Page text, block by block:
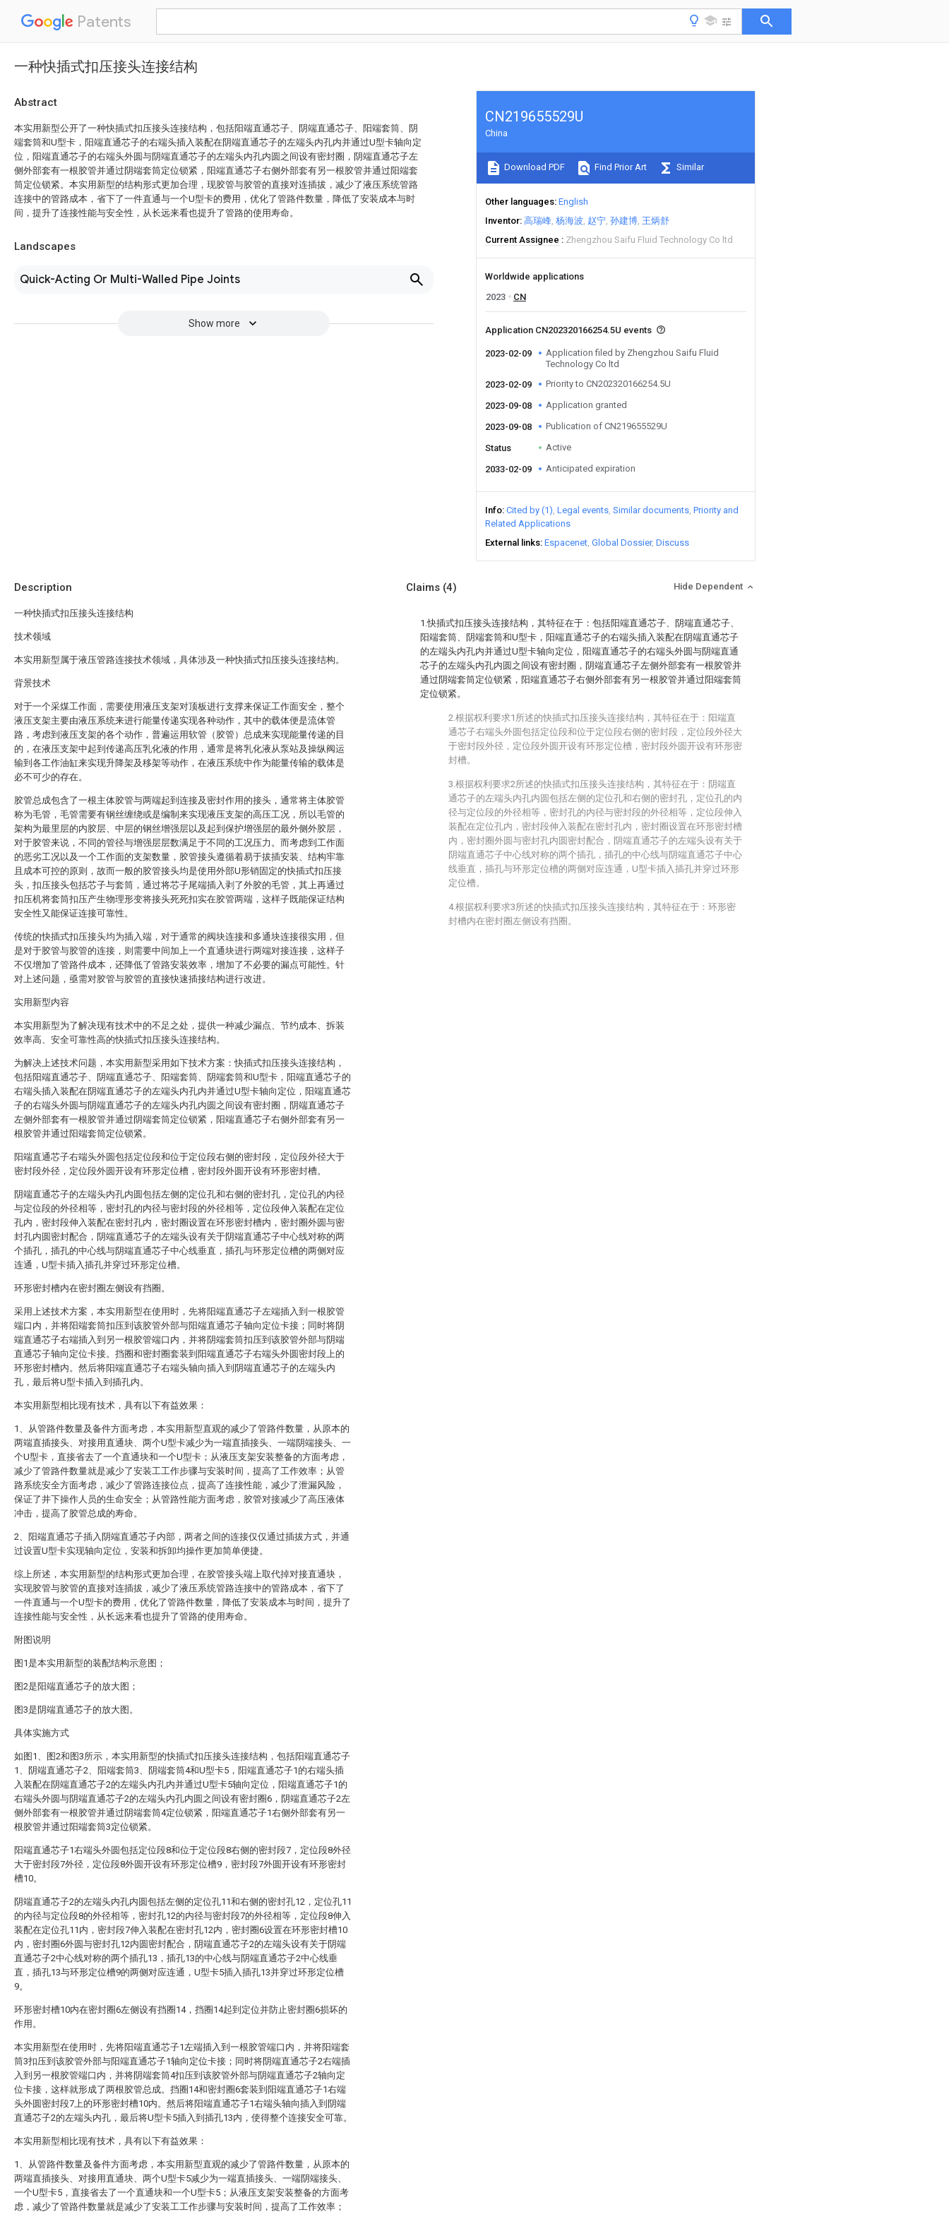
Patents
一种快插式扣压接头连接结构
Abstract
本实用新型公开了一种快插式扣压接头连接结构，包括阳端直通芯子、阴端直通芯子、阳端套筒、阴
端套筒和U型卡，阳端直通芯子的右端头插入装配在阴端直通芯子的左端头内孔内并通过U型卡轴向定
位，阳端直通芯子的右端头外圆与阴端直通芯子的左端头内孔内圆之间设有密封圈，阴端直通芯子左
侧外部套有一根胶管并通过阴端套筒定位锁紧，阳端直通芯子右侧外部套有另一根胶管并通过阳端套
筒定位锁紧。本实用新型的结构形式更加合理，现胶管与胶管的直接对连插拔，减少了液压系统管路
连接中的管路成本，省下了一件直通与一个U型卡的费用，优化了管路件数量，降低了安装成本与时
间，提升了连接性能与安全性，从长远来看也提升了管路的使用寿命。
Landscapes
Quick-Acting Or Multi-Walled Pipe Joints
Show more
CN219655529U
China
Download PDF Find Prior Art Similar
Other languages English
Inventor 高瑞峰 杨海波 赵宁 孙建博 王炳舒
Current Assignee
Zhengzhou Saifu Fluid Technology Co ltd
Worldwide applications
2023
CN
Application CN202320166254.5U events
2023-02-09
Application filed by Zhengzhou Saifu Fluid
Technology Co ltd
2023-02-09
Priority to CN202320166254.5U
2023-09-08 Application granted
2023-09-08 Publication of CN219655529U
Status Active
2033-02-09 Anticipated expiration
Info Cited by (1) Legal events Similar documents Priority and
Related Applications
External links Espacenet Global Dossier Discuss
Description
一种快插式扣压接头连接结构
技术领域
本实用新型属于液压管路连接技术领域，具体涉及一种快插式扣压接头连接结构。
背景技术
对于一个采煤工作面，需要使用液压支架对顶板进行支撑来保证工作面安全，整个
液压支架主要由液压系统来进行能量传递实现各种动作，其中的载体便是流体管
路，考虑到液压支架的各个动作，普遍运用软管（胶管）总成来实现能量传递的目
的，在液压支架中起到传递高压乳化液的作用，通常是将乳化液从泵站及操纵阀运
输到各工作油缸来实现升降架及移架等动作，在液压系统中作为能量传输的载体是
必不可少的存在。
胶管总成包含了一根主体胶管与两端起到连接及密封作用的接头，通常将主体胶管
称为毛管，毛管需要有钢丝缠绕或是编制来实现液压支架的高压工况，所以毛管的
架构为最里层的内胶层、中层的钢丝增强层以及起到保护增强层的最外侧外胶层，
对于胶管来说，不同的管径与增强层层数满足于不同的工况压力。而考虑到工作面
的恶劣工况以及一个工作面的支架数量，胶管接头遵循着易于拔插安装、结构牢靠
且成本可控的原则，故而一般的胶管接头均是使用外部U形销固定的快插式扣压接
头，扣压接头包括芯子与套筒，通过将芯子尾端插入剥了外胶的毛管，其上再通过
扣压机将套筒扣压产生物理形变将接头死死扣实在胶管两端，这样子既能保证结构
安全性又能保证连接可靠性。
传统的快插式扣压接头均为插入端，对于通常的阀块连接和多通块连接很实用，但
是对于胶管与胶管的连接，则需要中间加上一个直通块进行两端对接连接，这样子
不仅增加了管路件成本，还降低了管路安装效率，增加了不必要的漏点可能性。针
对上述问题，亟需对胶管与胶管的直接快速插接结构进行改进。
实用新型内容
本实用新型为了解决现有技术中的不足之处，提供一种减少漏点、节约成本、拆装
效率高、安全可靠性高的快插式扣压接头连接结构。
为解决上述技术问题，本实用新型采用如下技术方案：快插式扣压接头连接结构，
包括阳端直通芯子、阴端直通芯子、阳端套筒、阴端套筒和U型卡，阳端直通芯子的
右端头插入装配在阴端直通芯子的左端头内孔内并通过U型卡轴向定位，阳端直通芯
子的右端头外圆与阴端直通芯子的左端头内孔内圆之间设有密封圈，阴端直通芯子
左侧外部套有一根胶管并通过阴端套筒定位锁紧，阳端直通芯子右侧外部套有另一
根胶管并通过阳端套筒定位锁紧。
阳端直通芯子右端头外圆包括定位段和位于定位段右侧的密封段，定位段外径大于
密封段外径，定位段外圆开设有环形定位槽，密封段外圆开设有环形密封槽。
阴端直通芯子的左端头内孔内圆包括左侧的定位孔和右侧的密封孔，定位孔的内径
与定位段的外径相等，密封孔的内径与密封段的外径相等，定位段伸入装配在定位
孔内，密封段伸入装配在密封孔内，密封圈设置在环形密封槽内，密封圈外圆与密
封孔内圆密封配合，阴端直通芯子的左端头设有关于阴端直通芯子中心线对称的两
个插孔，插孔的中心线与阴端直通芯子中心线垂直，插孔与环形定位槽的两侧对应
连通，U型卡插入插孔并穿过环形定位槽。
环形密封槽内在密封圈左侧设有挡圈。
采用上述技术方案，本实用新型在使用时，先将阳端直通芯子左端插入到一根胶管
端口内，并将阳端套筒扣压到该胶管外部与阳端直通芯子轴向定位卡接；同时将阴
端直通芯子右端插入到另一根胶管端口内，并将阴端套筒扣压到该胶管外部与阴端
直通芯子轴向定位卡接。挡圈和密封圈套装到阳端直通芯子右端头外圆密封段上的
环形密封槽内。然后将阳端直通芯子右端头轴向插入到阴端直通芯子的左端头内
孔，最后将U型卡插入到插孔内。
本实用新型相比现有技术，具有以下有益效果：
1、从管路件数量及备件方面考虑，本实用新型直观的减少了管路件数量，从原本的
两端直插接头、对接用直通块、两个U型卡减少为一端直插接头、一端阴端接头、一
个U型卡，直接省去了一个直通块和一个U型卡；从液压支架安装整备的方面考虑，
减少了管路件数量就是减少了安装工工作步骤与安装时间，提高了工作效率；从管
路系统安全方面考虑，减少了管路连接位点，提高了连接性能，减少了泄漏风险，
保证了井下操作人员的生命安全；从管路性能方面考虑，胶管对接减少了高压液体
冲击，提高了胶管总成的寿命。
2、阳端直通芯子插入阴端直通芯子内部，两者之间的连接仅仅通过插拔方式，并通
过设置U型卡实现轴向定位，安装和拆卸均操作更加简单便捷。
综上所述，本实用新型的结构形式更加合理，在胶管接头端上取代掉对接直通块，
实现胶管与胶管的直接对连插拔，减少了液压系统管路连接中的管路成本，省下了
一件直通与一个U型卡的费用，优化了管路件数量，降低了安装成本与时间，提升了
连接性能与安全性，从长远来看也提升了管路的使用寿命。
附图说明
图1是本实用新型的装配结构示意图；
图2是阳端直通芯子的放大图；
图3是阴端直通芯子的放大图。
具体实施方式
如图1、图2和图3所示，本实用新型的快插式扣压接头连接结构，包括阳端直通芯子
1、阴端直通芯子2、阳端套筒3、阴端套筒4和U型卡5，阳端直通芯子1的右端头插
入装配在阴端直通芯子2的左端头内孔内并通过U型卡5轴向定位，阳端直通芯子1的
右端头外圆与阴端直通芯子2的左端头内孔内圆之间设有密封圈6，阴端直通芯子2左
侧外部套有一根胶管并通过阴端套筒4定位锁紧，阳端直通芯子1右侧外部套有另一
根胶管并通过阳端套筒3定位锁紧。
阳端直通芯子1右端头外圆包括定位段8和位于定位段8右侧的密封段7，定位段8外径
大于密封段7外径，定位段8外圆开设有环形定位槽9，密封段7外圆开设有环形密封
槽10。
阴端直通芯子2的左端头内孔内圆包括左侧的定位孔11和右侧的密封孔12，定位孔11
的内径与定位段8的外径相等，密封孔12的内径与密封段7的外径相等，定位段8伸入
装配在定位孔11内，密封段7伸入装配在密封孔12内，密封圈6设置在环形密封槽10
内，密封圈6外圆与密封孔12内圆密封配合，阴端直通芯子2的左端头设有关于阴端
直通芯子2中心线对称的两个插孔13，插孔13的中心线与阴端直通芯子2中心线垂
直，插孔13与环形定位槽9的两侧对应连通，U型卡5插入插孔13并穿过环形定位槽
9。
环形密封槽10内在密封圈6左侧设有挡圈14，挡圈14起到定位并防止密封圈6损坏的
作用。
本实用新型在使用时，先将阳端直通芯子1左端插入到一根胶管端口内，并将阳端套
筒3扣压到该胶管外部与阳端直通芯子1轴向定位卡接；同时将阴端直通芯子2右端插
入到另一根胶管端口内，并将阴端套筒4扣压到该胶管外部与阴端直通芯子2轴向定
位卡接，这样就形成了两根胶管总成。挡圈14和密封圈6套装到阳端直通芯子1右端
头外圆密封段7上的环形密封槽10内。然后将阳端直通芯子1右端头轴向插入到阴端
直通芯子2的左端头内孔，最后将U型卡5插入到插孔13内，使得整个连接安全可靠。
本实用新型相比现有技术，具有以下有益效果：
1、从管路件数量及备件方面考虑，本实用新型直观的减少了管路件数量，从原本的
两端直插接头、对接用直通块、两个U型卡5减少为一端直插接头、一端阴端接头、
一个U型卡5，直接省去了一个直通块和一个U型卡5；从液压支架安装整备的方面考
虑，减少了管路件数量就是减少了安装工工作步骤与安装时间，提高了工作效率；
Claims (4) Hide Dependent
1.快插式扣压接头连接结构，其特征在于：包括阳端直通芯子、阴端直通芯子、
阳端套筒、阴端套筒和U型卡，阳端直通芯子的右端头插入装配在阴端直通芯子
的左端头内孔内并通过U型卡轴向定位，阳端直通芯子的右端头外圆与阴端直通
芯子的左端头内孔内圆之间设有密封圈，阴端直通芯子左侧外部套有一根胶管并
通过阴端套筒定位锁紧，阳端直通芯子右侧外部套有另一根胶管并通过阳端套筒
定位锁紧。
2.根据权利要求1所述的快插式扣压接头连接结构，其特征在于：阳端直
通芯子右端头外圆包括定位段和位于定位段右侧的密封段，定位段外径大
于密封段外径，定位段外圆开设有环形定位槽，密封段外圆开设有环形密
封槽。
3.根据权利要求2所述的快插式扣压接头连接结构，其特征在于：阴端直
通芯子的左端头内孔内圆包括左侧的定位孔和右侧的密封孔，定位孔的内
径与定位段的外径相等，密封孔的内径与密封段的外径相等，定位段伸入
装配在定位孔内，密封段伸入装配在密封孔内，密封圈设置在环形密封槽
内，密封圈外圆与密封孔内圆密封配合，阴端直通芯子的左端头设有关于
阴端直通芯子中心线对称的两个插孔，插孔的中心线与阴端直通芯子中心
线垂直，插孔与环形定位槽的两侧对应连通，U型卡插入插孔并穿过环形
定位槽。
4.根据权利要求3所述的快插式扣压接头连接结构，其特征在于：环形密
封槽内在密封圈左侧设有挡圈。